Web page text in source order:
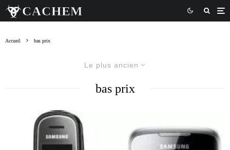
Accueil bas prix
Le plus ancien
bas prix